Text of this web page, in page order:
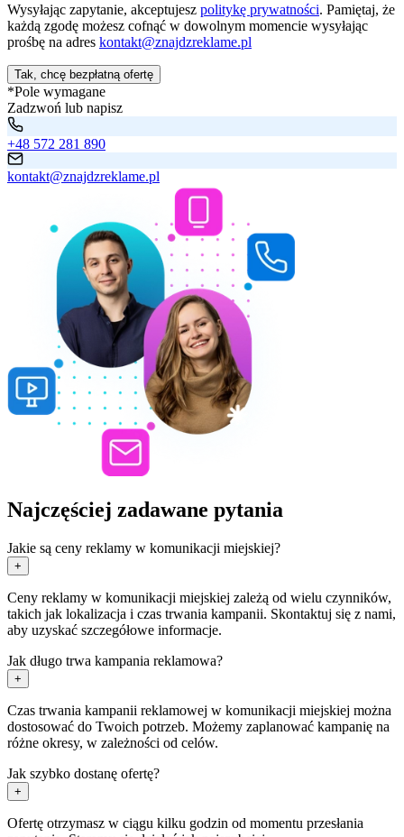
Wysyłając zapytanie, akceptujesz politykę prywatności. Pamiętaj, że
każdą zgodę możesz cofnąć w dowolnym momencie wysyłając
prośbę na adres kontakt@znajdzreklame.pl
Tak, chcę bezpłatną ofertę
*Pole wymagane
Zadzwoń lub napisz
+48 572 281 890
kontakt@znajdzreklame.pl
Najczęściej zadawane pytania
Jakie są ceny reklamy w komunikacji miejskiej?
+
Ceny reklamy w komunikacji miejskiej zależą od wielu czynników,
takich jak lokalizacja i czas trwania kampanii. Skontaktuj się z nami,
aby uzyskać szczegółowe informacje.
Jak długo trwa kampania reklamowa?
+
Czas trwania kampanii reklamowej w komunikacji miejskiej można
dostosować do Twoich potrzeb. Możemy zaplanować kampanię na
różne okresy, w zależności od celów.
Jak szybko dostanę ofertę?
+
Ofertę otrzymasz w ciągu kilku godzin od momentu przesłania